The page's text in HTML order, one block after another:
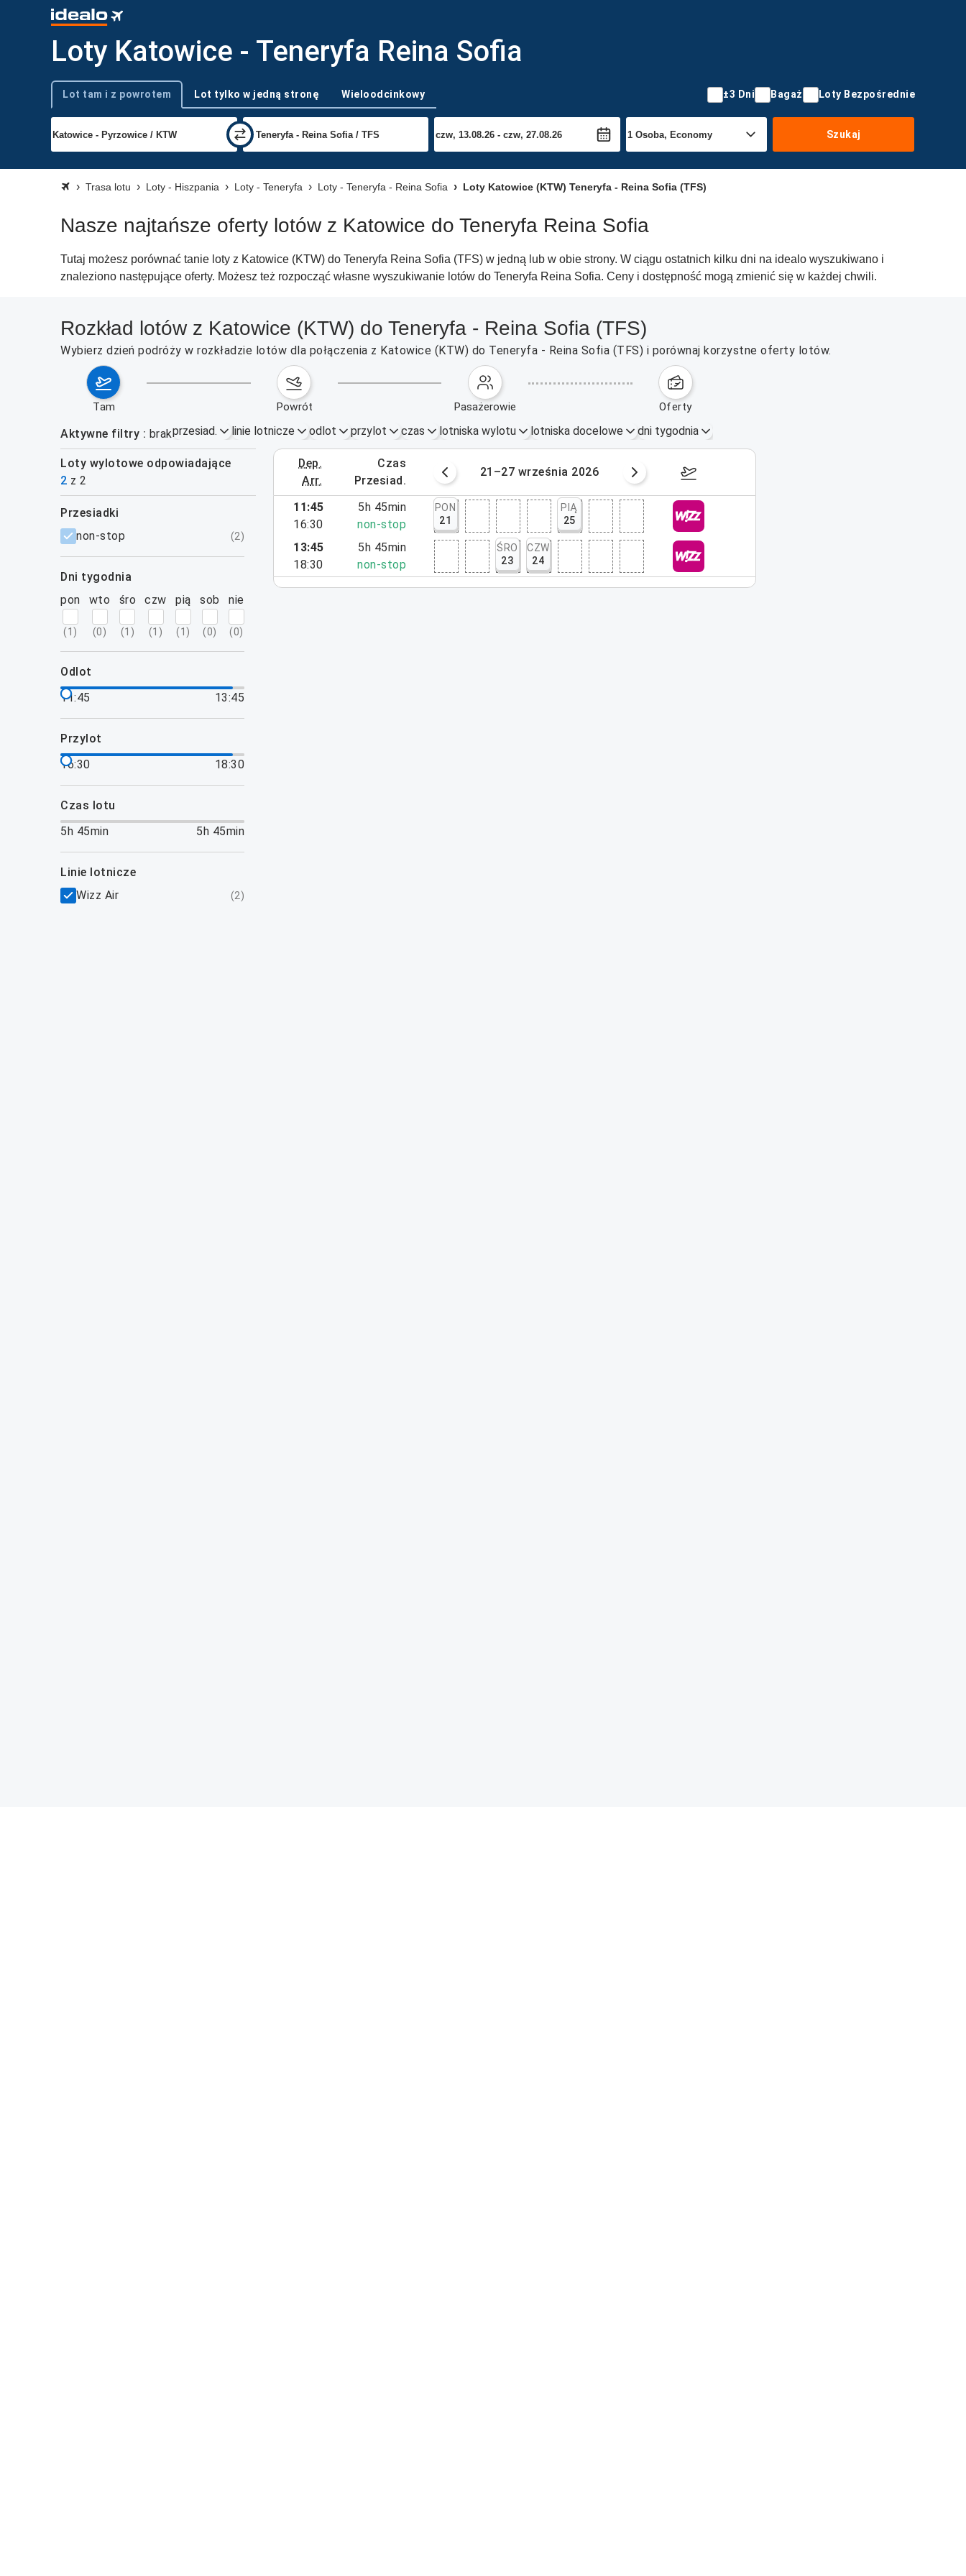
Loty Katowice - Teneryfa Reina Sofia
Typ podróży
Lot tam i z powrotem Lot tylko w jedną stronę Wieloodcinkowy ±3 Dni Bagaż Loty Bezpośrednie
Szukaj
Trasa lotu Loty - Hiszpania Loty - Teneryfa Loty - Teneryfa - Reina Sofia Loty Katowice (KTW) Teneryfa - Reina Sofia (TFS)
Nasze najtańsze oferty lotów z Katowice do Teneryfa Reina Sofia
Tutaj możesz porównać tanie loty z Katowice (KTW) do Teneryfa Reina Sofia (TFS) w jedną lub w obie strony. W ciągu ostatnich kilku dni na idealo wyszukiwano i
znaleziono następujące oferty. Możesz też rozpocząć własne wyszukiwanie lotów do Teneryfa Reina Sofia. Ceny i dostępność mogą zmienić się w każdej chwili.
Rozkład lotów z Katowice (KTW) do Teneryfa - Reina Sofia (TFS)
Wybierz dzień podróży w rozkładzie lotów dla połączenia z Katowice (KTW) do Teneryfa - Reina Sofia (TFS) i porównaj korzystne oferty lotów.
tam powrót pasażerowie oferty
Aktywne filtry brakprzesiad. linie lotnicze odlot przylot czas lotniska wylotu lotniska docelowe dni tygodnia
Loty wylotowe odpowiadające
2 z 2
dep.
arr.
czas
przesiad.
14–20 września 2026 21–27 września 2026
filtry
przesiadki
non-stop
(2)
dni tygodnia
pon
(1 )
wto
(0)
śro
(1 )
czw
(1 )
pią
(1 )
sob
(0)
nie
(0)
odlot
11:45
13:45
przylot
16:30
18:30
czas lotu
5h 45min
5h 45min
linie lotnicze
Wizz Air
(2)
11:45
16:30
5h 45min
non-stop
PON
21
PIĄ
25
13:45
18:30
5h 45min
non-stop
ŚRO
23
CZW
24